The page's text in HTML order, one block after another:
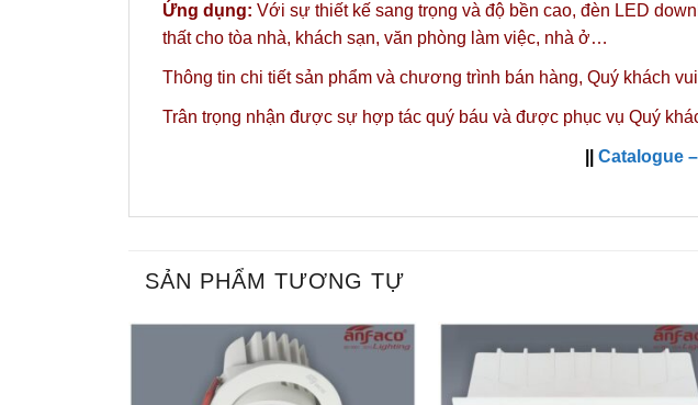
Ứng dụng: Với sự thiết kế sang trọng và độ bền cao, đèn LED
thất cho tòa nhà, khách sạn, văn phòng làm việc, nhà ở…
Thông tin chi tiết sản phẩm và chương trình bán hàng, Quý khách
Trân trọng nhận được sự hợp tác quý báu và được phục vụ Quý
Catalogue
SẢN PHẨM TƯƠNG TỰ